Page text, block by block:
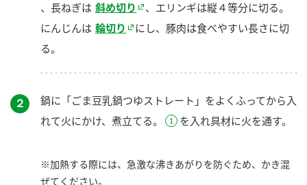
、長ねぎは 斜め切り
、エリンギは縦４等分に切る。
にんじんは 輪切り
にし、豚肉は食べやすい長さに切
る。
２
鍋に「ごま豆乳鍋つゆストレート」をよくふってから入
れて火にかけ、煮立てる。
を入れ具材に火を通す。
※加熱する際には、急激な沸きあがりを防ぐため、かき混
ぜてください。